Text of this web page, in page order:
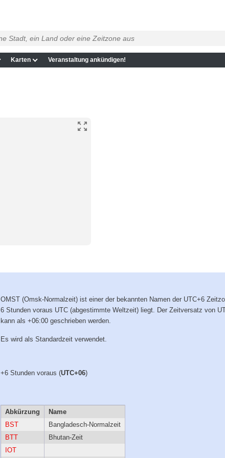
Karten Veranstaltung ankündigen!
OMST (Omsk-Normalzeit) ist einer der bekannten Namen der UTC+6
6 Stunden voraus UTC (abgestimmte Weltzeit) liegt. Der Zeitversatz von
kann als +06:00 geschrieben werden.
Es wird als Standardzeit verwendet.
+6 Stunden voraus (UTC+06)
Abkürzung
Name
BST
Bangladesch-Normalzeit
BTT
Bhutan-Zeit
IOT